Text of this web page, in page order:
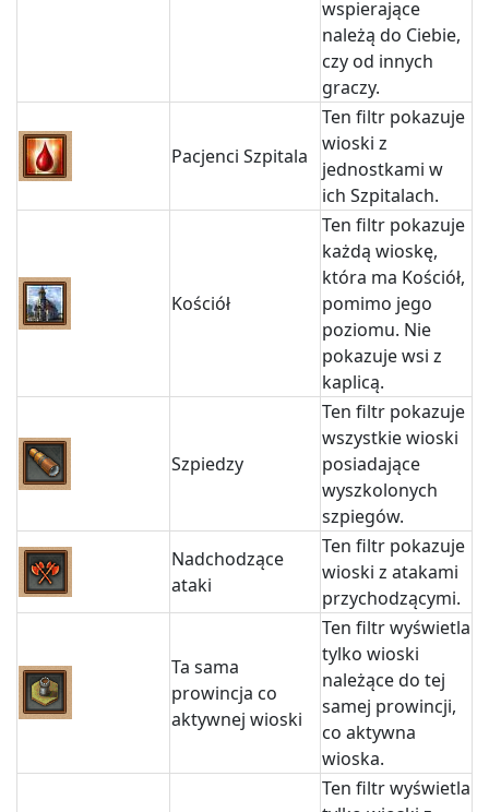
wspierające
należą do Ciebie,
czy od innych
graczy.
Pacjenci Szpitala
Ten filtr pokazuje
wioski z
jednostkami w
ich Szpitalach.
Kościół
Ten filtr pokazuje
każdą wioskę,
która ma Kościół,
pomimo jego
poziomu. Nie
pokazuje wsi z
kaplicą.
Szpiedzy
Ten filtr pokazuje
wszystkie wioski
posiadające
wyszkolonych
szpiegów.
Nadchodzące
ataki
Ten filtr pokazuje
wioski z atakami
przychodzącymi.
Ta sama
prowincja co
aktywnej wioski
Ten filtr wyświetla
tylko wioski
należące do tej
samej prowincji,
co aktywna
wioska.
Ten filtr wyświetla